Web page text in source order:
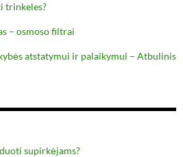
trinkeles?
– osmoso filtrai
atstatymui ir palaikymui – Atbulinis
supirkėjams?